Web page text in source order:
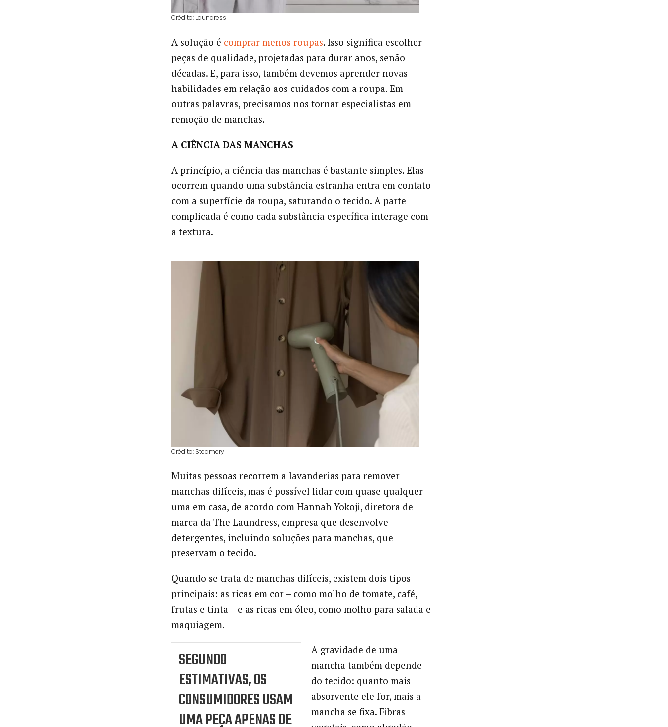
Crédito: Laundress
A solução é comprar menos roupas. Isso significa escolher
peças de qualidade, projetadas para durar anos, senão
décadas. E, para isso, também devemos aprender novas
habilidades em relação aos cuidados com a roupa. Em
outras palavras, precisamos nos tornar especialistas em
remoção de manchas.
A CIÊNCIA DAS MANCHAS
A princípio, a ciência das manchas é bastante simples. Elas
ocorrem quando uma substância estranha entra em contato
com a superfície da roupa, saturando o tecido. A parte
complicada é como cada substância específica interage com
a textura.
Crédito: Steamery
Muitas pessoas recorrem a lavanderias para remover
manchas difíceis, mas é possível lidar com quase qualquer
uma em casa, de acordo com Hannah Yokoji, diretora de
marca da The Laundress, empresa que desenvolve
detergentes, incluindo soluções para manchas, que
preservam o tecido.
Quando se trata de manchas difíceis, existem dois tipos
principais: as ricas em cor – como molho de tomate, café,
frutas e tinta – e as ricas em óleo, como molho para salada e
maquiagem.
SEGUNDO
ESTIMATIVAS, OS
CONSUMIDORES USAM
UMA PEÇA APENAS DE
A gravidade de uma
mancha também depende
do tecido: quanto mais
absorvente ele for, mais a
mancha se fixa. Fibras